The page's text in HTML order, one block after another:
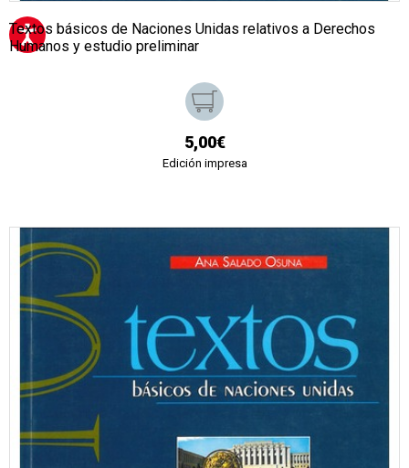
Textos básicos de Naciones Unidas relativos a Derechos
Humanos y estudio preliminar
5,00€
Edición impresa